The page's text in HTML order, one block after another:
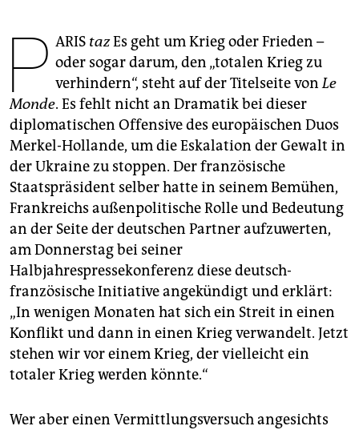
abo
genossenschaft
epaper login
P ARIS tazEs geht um Krieg oder Frieden –
oder sogar darum, den „totalen Krieg zu
verhindern“, steht auf der Titelseite vonLe
Monde. Es fehlt nicht an Dramatik bei dieser
diplomatischen Offensive des europäischen Duos
Merkel-Hollande, um die Eskalation der Gewalt in
der Ukraine zu stoppen. Der französische
Staatspräsident selber hatte in seinem Bemühen,
Frankreichs außenpolitische Rolle und Bedeutung
an der Seite der deutschen Partner aufzuwerten,
am Donnerstag bei seiner
Halbjahrespressekonferenz diese deutsch-
französische Initiative angekündigt und erklärt:
„In wenigen Monaten hat sich ein Streit in einen
Konflikt und dann in einen Krieg verwandelt. Jetzt
stehen wir vor einem Krieg, der vielleicht ein
totaler Krieg werden könnte.“
Wer aber einen Vermittlungsversuch angesichts